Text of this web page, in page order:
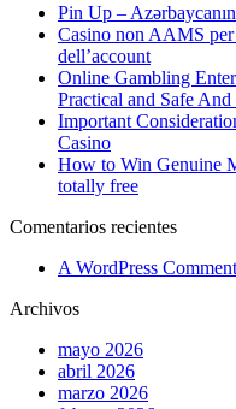
Pin Up –
Casino non AAMS
dell’account
Online Gambling
Practical and Safe
Important
Casino
How to Win Genuine
totally free
Comentarios recientes
A WordPress
Archivos
mayo 2026
abril 2026
marzo 2026